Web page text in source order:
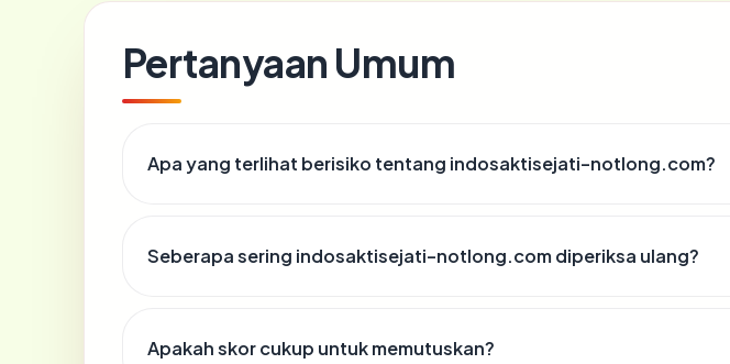
Pertanyaan Umum
Apa yang terlihat berisiko tentang indosaktisejati-notlong.com?
Seberapa sering indosaktisejati-notlong.com diperiksa ulang?
Apakah skor cukup untuk memutuskan?